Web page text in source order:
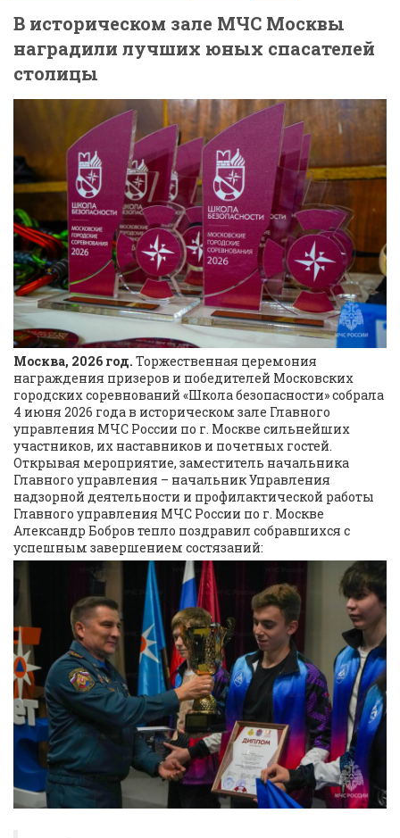
В историческом зале МЧС Москвы
наградили лучших юных спасателей
столицы
Москва, 2026 год. Торжественная церемония
награждения призеров и победителей Московских
городских соревнований «Школа безопасности» собрала
4 июня 2026 года в историческом зале Главного
управления МЧС России по г. Москве сильнейших
участников, их наставников и почетных гостей.
Открывая мероприятие, заместитель начальника
Главного управления – начальник Управления
надзорной деятельности и профилактической работы
Главного управления МЧС России по г. Москве
Александр Бобров тепло поздравил собравшихся с
успешным завершением состязаний: